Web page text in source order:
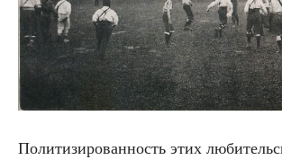
Поли­ти­зи­ро­ван­ность этих